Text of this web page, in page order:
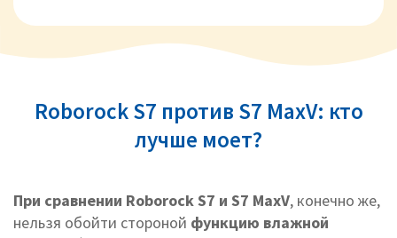
Roborock S7 против S7 MaxV: кто
лучше моет?
При сравнении Roborock S7 и S7 MaxV, конечно же,
нельзя обойти стороной функцию влажной